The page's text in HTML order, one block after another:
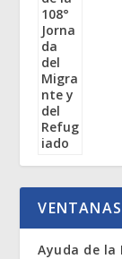
Ayuda de la